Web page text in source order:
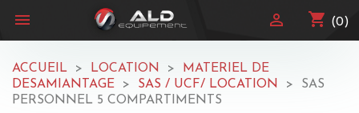
 shopping_cart (0)

ACCUEIL LOCATION
MATERIEL DE
DESAMIANTAGE
SAS / UCF/ LOCATION
SAS
PERSONNEL 5 COMPARTIMENTS